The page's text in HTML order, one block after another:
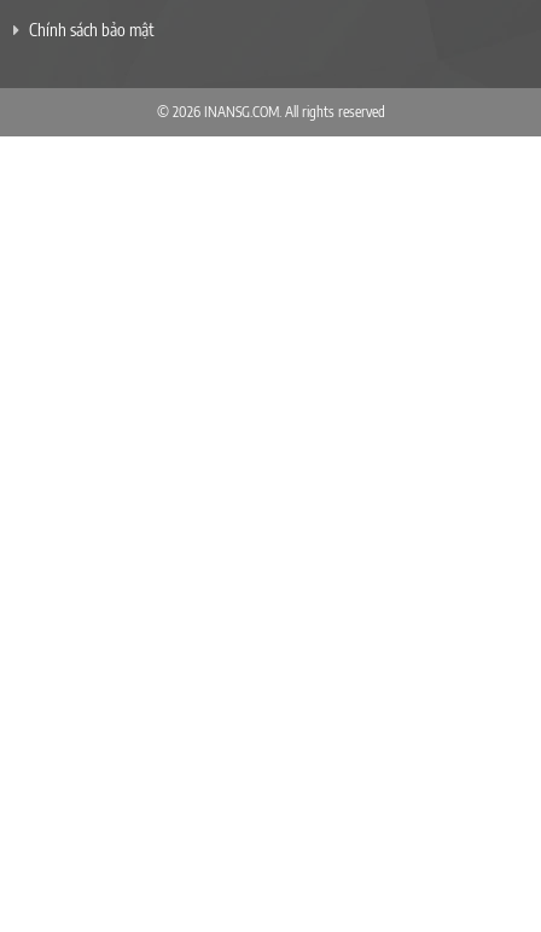
Chính sách bảo mật
© 2026 INANSG.COM. All rights reserved